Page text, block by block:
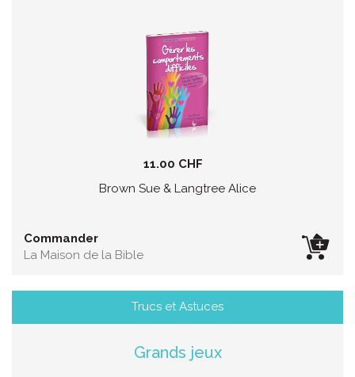
11.00 CHF
Brown Sue & Langtree Alice
Commander
La Maison de la Bible
Trucs et Astuces
Grands jeux